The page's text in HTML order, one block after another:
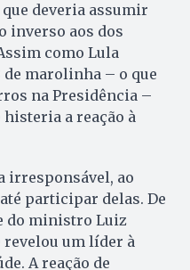
deveria assumir
inverso aos dos
como Lula
marolinha – o que
na Presidência –
a reação à
irresponsável, ao
participar delas. De
do ministro Luiz
revelou um líder à
A reação de